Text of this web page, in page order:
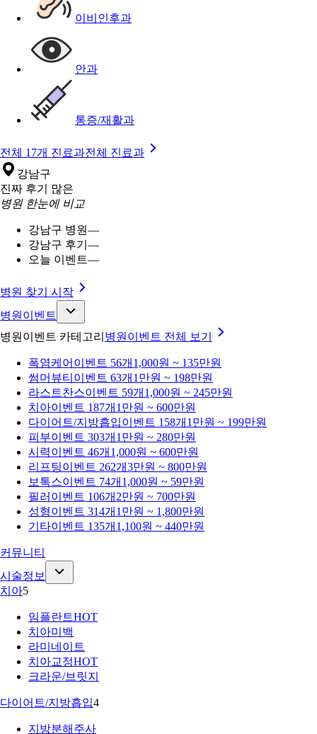
이비인후과
안과
통증/재활과
전체 17개 진료과전체 진료과
강남구
진짜 후기 많은
병원 한눈에 비교
강남구 병원—
강남구 후기 —
오늘 이벤트—
병원 찾기 시작
병원이벤트
병원이벤트 카테고리 병원이벤트 전체 보기
폭염케어 이벤트 56개 1,000원 ~ 135만원
썸머뷰티 이벤트 63개 1만원 ~ 198만원
라스트찬스이벤트 59개 1,000원 ~ 245만원
치아이벤트 187개 1만원 ~ 600만원
다이어트/지방흡입이벤트 158개 1만원 ~ 199만원
피부이벤트 303개 1만원 ~ 280만원
시력이벤트 46개 1,000원 ~ 600만원
리프팅이벤트 262개3만원 ~ 800만원
보톡스이벤트 74개 1,000원 ~ 59만원
필러 이벤트 106개 2만원 ~ 700만원
성형이벤트 314개 1만원 ~ 1,800만원
기타이벤트 135개 1,100원 ~ 440만원
커뮤니티
시술정보
치아5
임플란트HOT
치아미백
라미네이트
치아교정HOT
크라운/브릿지
다이어트/지방흡입4
지방분해주사